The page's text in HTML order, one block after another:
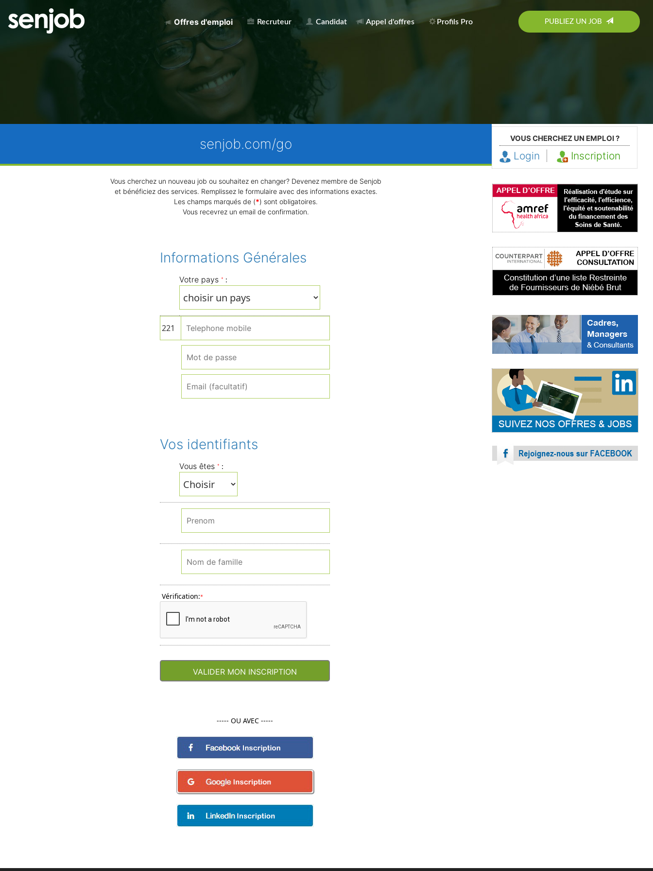
Offres d'emploi Recruteur Candidat Appel d'offres Profils Pro PUBLIEZ UN JOB
senjob.com/go
Vous cherchez un nouveau job ou souhaitez en changer? Devenez membre de Senjob
et bénéficiez des services. Remplissez le formulaire avec des informations exactes.
Les champs marqués de (*) sont obligatoires.
Vous recevrez un email de confirmation.
Informations Générales
Votre pays * :
Vos identifiants
Vous êtes * :
Vérification:*
----- OU AVEC -----
VOUS CHERCHEZ UN EMPLOI ?
Login Inscription